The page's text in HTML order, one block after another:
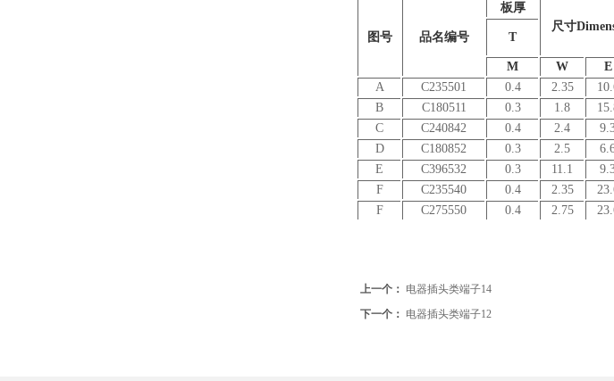
图号 品名编号
板厚
尺寸
T
M W E
A
C235501 0.4 2.35
B
C180511 0.3 1.8
C
C240842 0.4 2.4
D
C180852 0.3 2.5
E
C396532 0.3 11.1
F
C235540 0.4 2.35
F
C275550 0.4 2.75
上一个： 电器插头类端子14
下一个： 电器插头类端子12